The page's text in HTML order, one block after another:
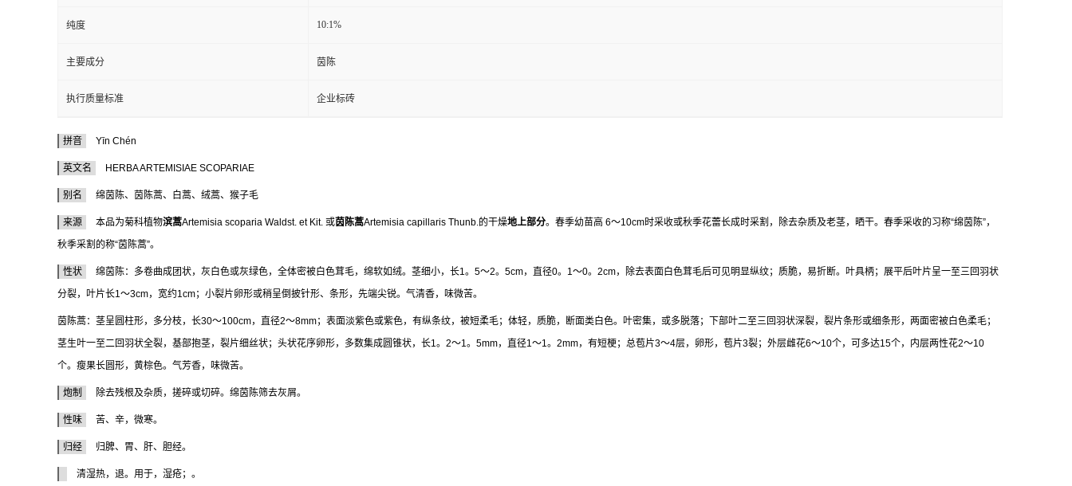
纯度 10:1%
主要成分 茵陈
执行质量标准 企业标砖
拼音 Yīn Chén
英文名 HERBA ARTEMISIAE SCOPARIAE
别名 绵茵陈、茵陈蒿、白蒿、绒蒿、猴子毛
来源 本品为菊科植物滨蒿Artemisia scoparia Waldst. et Kit. 或茵陈蒿Artemisia capillaris Thunb.的干燥地上部分。春季幼苗高 6～10cm时采收或秋季花蕾长成时采割，除去杂质及老茎，晒干。春季采收的习称“绵茵陈”，
秋季采割的称“茵陈蒿”。
性状
绵茵陈：多卷曲成团状，灰白色或灰绿色，全体密被白色茸毛，绵软如绒。茎细小，长1。5～2。5cm，直径0。1～0。2cm，除去表面白色茸毛后可见明显纵纹；质脆，易折断。叶具柄；展平后叶片呈一至三回羽状
分裂，叶片长1～3cm，宽约1cm；小裂片卵形或稍呈倒披针形、条形，先端尖锐。气清香，味微苦。
茵陈蒿：茎呈圆柱形，多分枝，长30～100cm，直径2～8mm；表面淡紫色或紫色，有纵条纹，被短柔毛；体轻，质脆，断面类白色。叶密集，或多脱落；下部叶二至三回羽状深裂，裂片条形或细条形，两面密被白色柔毛；
茎生叶一至二回羽状全裂，基部抱茎，裂片细丝状；头状花序卵形，多数集成圆锥状，长1。2～1。5mm，直径1～1。2mm，有短梗；总苞片3～4层，卵形，苞片3裂；外层雌花6～10个，可多达15个，内层两性花2～10
个。瘦果长圆形，黄棕色。气芳香，味微苦。
炮制 除去残根及杂质，搓碎或切碎。绵茵陈筛去灰屑。
性味 苦、辛，微寒。
归经 归脾、胃、肝、胆经。
清湿热，退。用于，湿疮；。